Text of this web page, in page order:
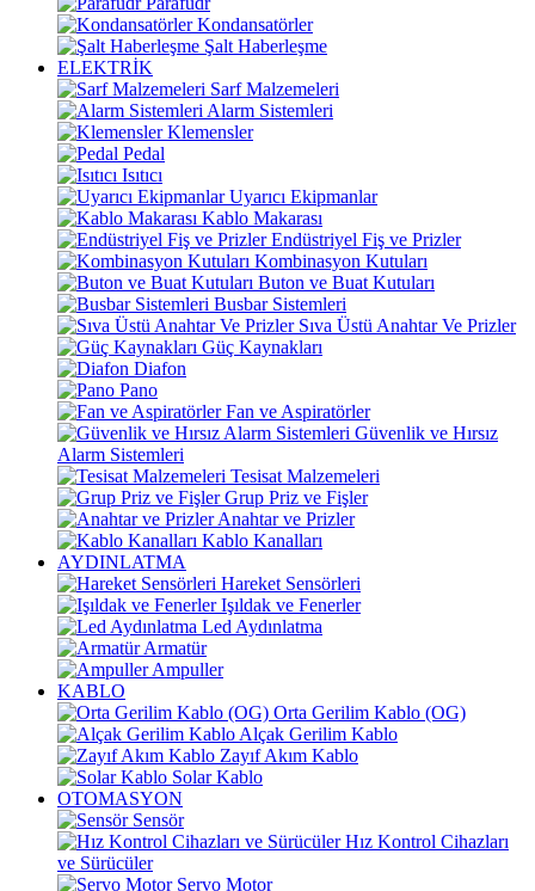
Kondansatörler
Şalt Haberleşme
ELEKTRİK
Sarf Malzemeleri
Alarm Sistemleri
Klemensler
Pedal
Isıtıcı
Uyarıcı Ekipmanlar
Kablo Makarası
Endüstriyel Fiş ve Prizler
Kombinasyon Kutuları
Buton ve Buat Kutuları
Busbar Sistemleri
Sıva Üstü Anahtar Ve Prizler
Güç Kaynakları
Diafon
Pano
Fan ve Aspiratörler
Güvenlik ve Hırsız
Alarm Sistemleri
Tesisat Malzemeleri
Grup Priz ve Fişler
Anahtar ve Prizler
Kablo Kanalları
AYDINLATMA
Hareket Sensörleri
Işıldak ve Fenerler
Led Aydınlatma
Armatür
Ampuller
KABLO
Orta Gerilim Kablo (OG)
Alçak Gerilim Kablo
Zayıf Akım Kablo
Solar Kablo
OTOMASYON
Sensör
Hız Kontrol Cihazları
ve Sürücüler
Servo Motor